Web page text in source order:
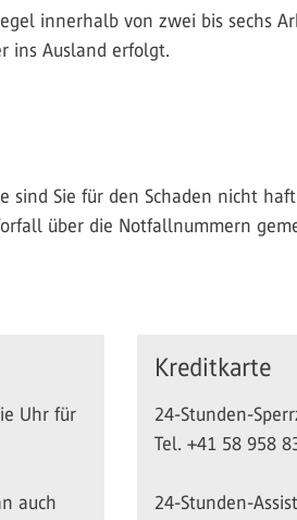
innerhalb von zwei bis sechs
ins Ausland erfolgt.
sind Sie für den Schaden nicht
über die Notfallnummern
Uhr für
auch
Kreditkarte
24-Stunden-
Tel. +41 58 958
24-Stunden-